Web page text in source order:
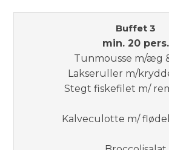
Buffet 3
​min. 20 pers.
Tunmousse m/æg
Lakseruller m/
Stegt fiskefilet m/
Kalveculotte m/